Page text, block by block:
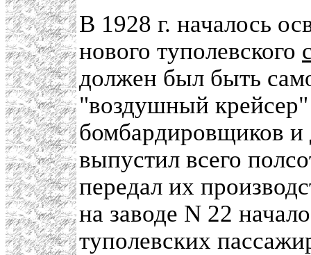
В 1928 г. началось
нового туполевского
должен был быть
"воздушный
бомбардировщиков и
выпустил всего
передал их
на заводе N 22
туполевских